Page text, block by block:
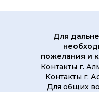
Для
пожелания и
Контакты г.
Контакты г.
Для общих